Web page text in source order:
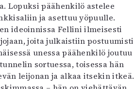
Lopuksi päähenkilö astelee
ja asettuu yöpuulle.
ideoinnissa Fellini ilmeisesti
joita julkaistiin postuumisti
unessa päähenkilö joutuu
sortuessa, toisessa hän
leijonan ja alkaa itsekin itkeä.